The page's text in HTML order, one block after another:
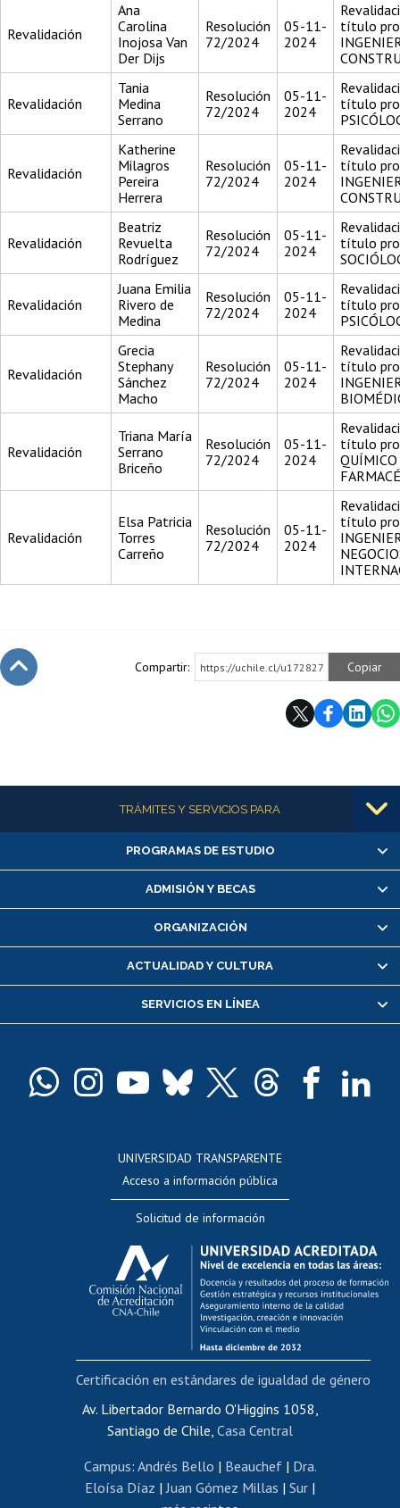
Revalidación
Ana
Carolina
Inojosa Van
Der Dijs
Resolución
72/2024
05-11-
2024
título
Revalidación
Tania
Medina
Serrano
Resolución
72/2024
05-11-
2024
título
Revalidación
Katherine
Milagros
Pereira
Herrera
Resolución
72/2024
05-11-
2024
título
Revalidación
Beatriz
Revuelta
Rodríguez
Resolución
72/2024
05-11-
2024
título
Revalidación
Juana Emilia
Rivero de
Medina
Resolución
72/2024
05-11-
2024
título
Revalidación
Grecia
Stephany
Sánchez
Macho
Resolución
72/2024
05-11-
2024
título
Revalidación
Triana María
Serrano
Briceño
Resolución
72/2024
05-11-
2024
título
QUÍMICO
Revalidación
Elsa Patricia
Torres
Carreño
Resolución
72/2024
05-11-
2024
título
Compartir: https://uchile.cl/u172827 Copiar
Más informaciónTRÁMITES Y SERVICIOS PARA
Alumnas/os y exalumnas/os
Matrícula en línea
Inscripción y cambio de asignaturas
Consulta y certificado de notas
Servicio médico y dental
Pago de arancel y crédito alumnos
Docentes
Evaluación docente
Calificación académica
Postulación al AUCAI
Funcionarias/os
Cursos internos de capacitación
Bienestar del personal
Portal de movilidad interna
Certificado de renta
Certificado de renta honorarios
Editar páginas blancas
PROGRAMAS DE ESTUDIO
ADMISIÓN Y BECAS
ORGANIZACIÓN
ACTUALIDAD Y CULTURA
SERVICIOS EN LÍNEA
UNIVERSIDAD TRANSPARENTE
Acceso a información pública
Solicitud de información
Av. Libertador Bernardo O'Higgins 1058,
Santiago de Chile, Casa Central
Campus: Andrés Bello | Beauchef| Dra.
Eloísa Díaz |Juan Gómez Millas | Sur |
Certificación en estándares de igualdad de género